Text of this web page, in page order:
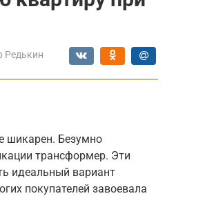
Редькин
шикарен. Безумно
трансформер. Эти
идеальный вариант
покупателей завоевала